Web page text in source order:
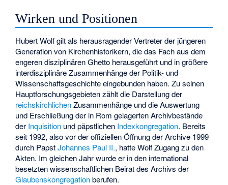
Wirken und Positionen
Hubert Wolf gilt als herausragender Vertreter der jüngeren
Generation von Kirchenhistorikern, die das Fach aus dem
engeren disziplinären Ghetto herausgeführt und in größere
interdisziplinäre Zusammenhänge der Politik- und
Wissenschaftsgeschichte eingebunden haben. Zu seinen
Hauptforschungsgebieten zählt die Darstellung der
reichskirchlichenZusammenhänge und die Auswertung
und Erschließung der in Rom gelagerten Archivbestände
der Inquisition und päpstlichen Indexkongregation. Bereits
seit 1992, also vor der offiziellen Öffnung der Archive 1999
durch PapstJohannes Paul II., hatte Wolf Zugang zu den
Akten. Im gleichen Jahr wurde er in den international
besetzten wissenschaftlichen Beirat des Archivs der
Glaubenskongregationberufen.